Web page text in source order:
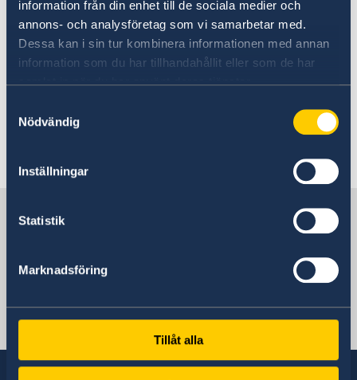
information från din enhet till de sociala medier och
annons- och analysföretag som vi samarbetar med.
Dessa kan i sin tur kombinera informationen med annan
information som du har tillhandahållit eller som de har
samlat in när du har använt deras tjänster.
Nödvändig
Inställningar
Statistik
Marknadsföring
Tillåt alla
Telefon: +5622922 3700
Polisstation närmast ambassaden:
19:e Comisaría Providencia, Av. Miguel Claro
Telefon: +5622922 2690
Sverige i Chile
Sveriges ambassad
Chile, Santiago de Chile